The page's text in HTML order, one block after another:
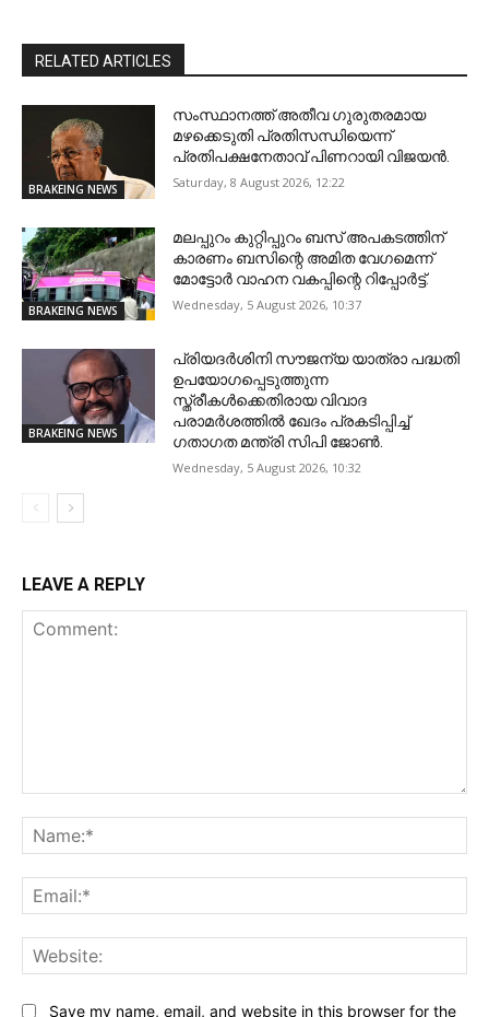
RELATED ARTICLES
BRAKEING NEWS
സംസ്ഥാനത്ത് അതീവ ഗുരുതരമായ
മഴക്കെടുതി പ്രതിസന്ധിയെന്ന്
പ്രതിപക്ഷനേതാവ് പിണറായി വിജയൻ.
Saturday, 8 August 2026, 12:22
BRAKEING NEWS
മലപ്പുറം കുറ്റിപ്പുറം ബസ് അപകടത്തിന്
കാരണം ബസിന്റെ അമിത വേഗമെന്ന്
മോട്ടോർ വാഹന വകപ്പിന്റെ റിപ്പോർട്ട്.
Wednesday, 5 August 2026, 10:37
BRAKEING NEWS
പ്രിയദർശിനി സൗജന്യ യാത്രാ പദ്ധതി
ഉപയോഗപ്പെടുത്തുന്ന
സ്ത്രീകൾക്കെതിരായ വിവാദ
പരാമർശത്തിൽ ഖേദം പ്രകടിപ്പിച്ച്
ഗതാഗത മന്ത്രി സിപി ജോൺ.
Wednesday, 5 August 2026, 10:32
LEAVE A REPLY
Save my name, email, and website in this browser for the